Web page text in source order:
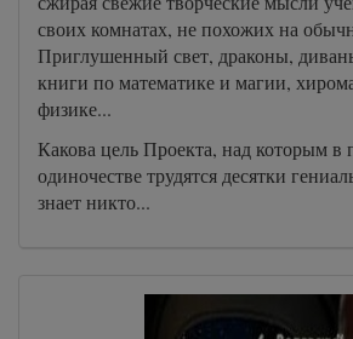
своих комнатах, не похожих на
Приглушенный свет, драконы,
книги по математике и магии,
физике...
Какова цель Проекта, над которым в
одиночестве трудятся десятки
знает никто...